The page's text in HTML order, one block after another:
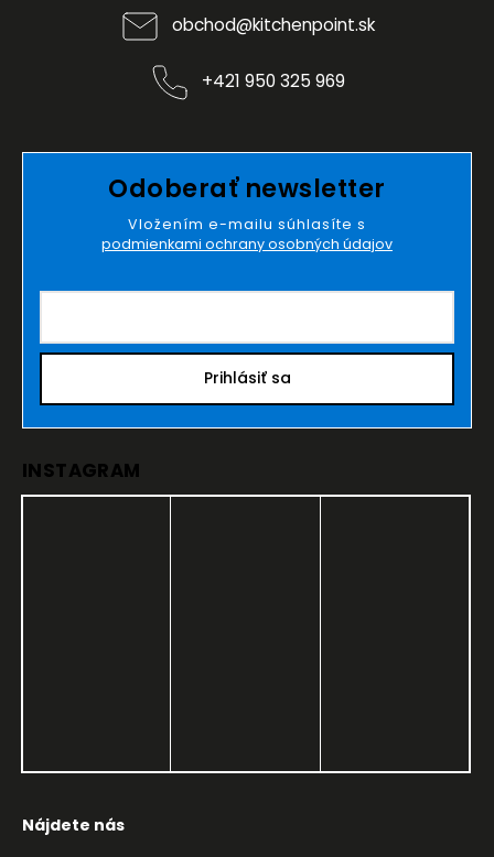
obchod@kitchenpoint.sk
+421 950 325 969
Odoberať newsletter
Vložením e-mailu súhlasíte s
podmienkami ochrany osobných údajov
Prihlásiť sa
INSTAGRAM
Nájdete nás